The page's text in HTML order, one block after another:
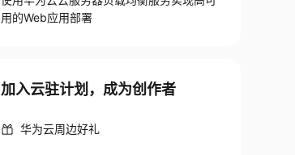
用的Web应用部署
加入云驻计划，成为创作者
华为云周边好礼